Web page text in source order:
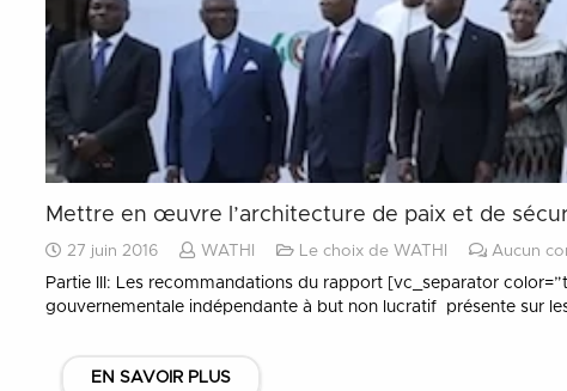
Mettre en œuvre l’architecture de paix et de
27 juin 2016 WATHI Le choix de WATHI
Aucun
Partie III: Les recommandations du rapport [vc_separator
gouvernementale indépendante à but non lucratif présente sur
EN SAVOIR PLUS